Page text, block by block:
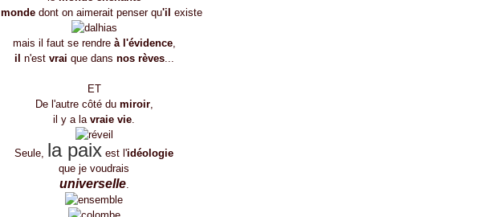
mondedont on aimerait penser qu'il existe
mais il faut se rendre à l'évidence,
il n'est vrai que dans nos rèves...
ET
De l'autre côté dumiroir,
il y a la vraie vie.
Seule, la paix est l'idéologie
que je voudrais
universelle.